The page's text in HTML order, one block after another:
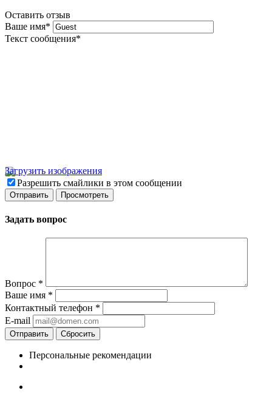
Оставить отзыв
Ваше имя*
Текст сообщения*
Загрузить изображения
Разрешить смайлики в этом сообщении
Задать вопрос
Вопрос *
Ваше имя *
Контактный телефон *
E-mail
Отправить Сбросить
Персональные рекомендации